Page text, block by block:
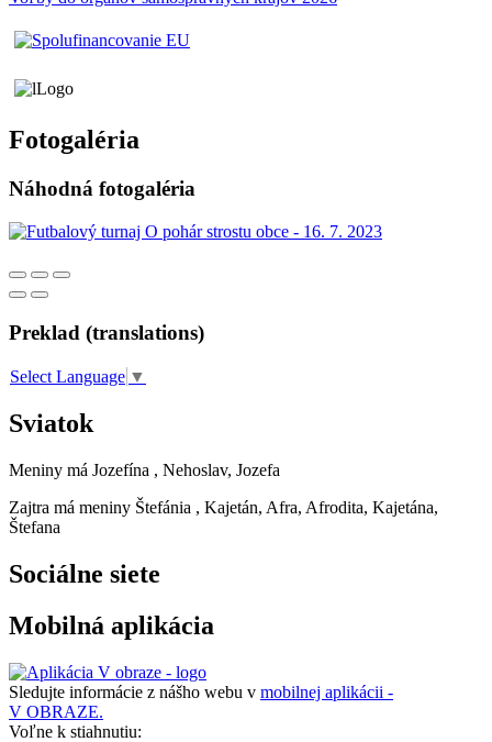
Fotogaléria
Náhodná fotogaléria
Preklad (translations)
Select Language ▼
Sviatok
Meniny má Jozefína , Nehoslav, Jozefa
Zajtra má meniny Štefánia , Kajetán, Afra, Afrodita, Kajetána,
Štefana
Sociálne siete
Mobilná aplikácia
Sledujte informácie z nášho webu v mobilnej aplikácii -
V OBRAZE.
Voľne k stiahnutiu: